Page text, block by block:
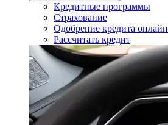
Кредитные программы
Страхование
Одобрение кредита онлайн
Рассчитать кредит